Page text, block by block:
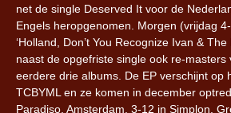
net de single Deserved It voor de
Engels heropgenomen. Morgen (vrijdag
‘Holland, Don’t You Recognize Ivan & The
naast de opgefriste single ook re-masters
eerdere drie albums. De EP verschijnt op
TCBYML en ze komen in december
Paradiso, Amsterdam, 3-12 in Simplon,